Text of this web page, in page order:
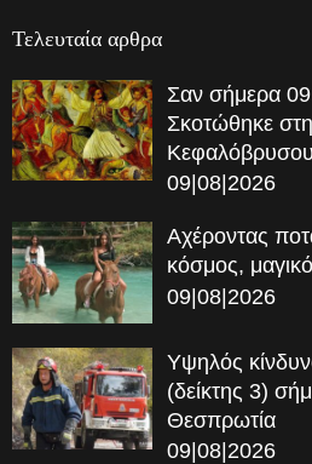
Τελευταία αρθρα
Σαν σήμερα
Σκοτώθηκε
09|08|2026
Αχέροντας
κόσμος,
09|08|2026
Υψηλός
(δείκτης 3)
Θεσπρωτία
09|08|2026